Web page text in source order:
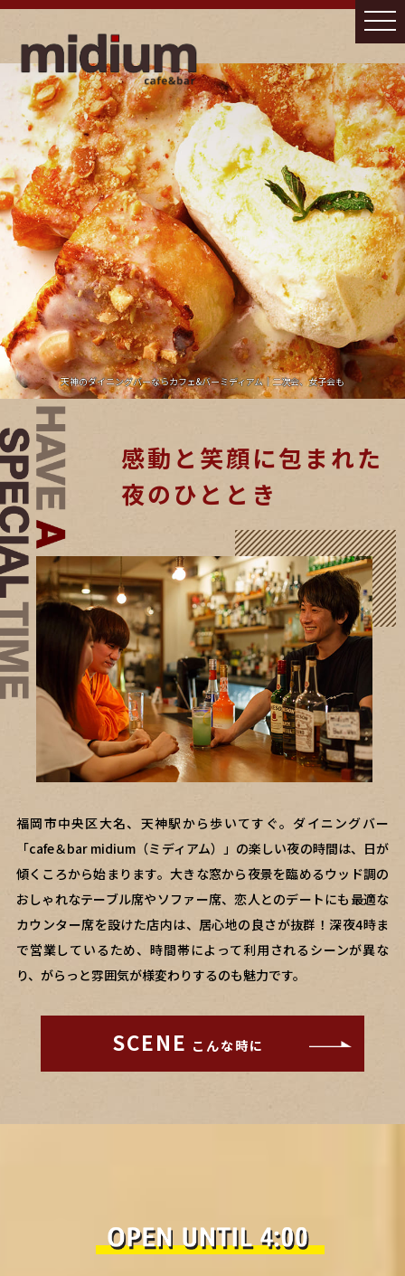
天神のダイニングバーならカフェ&バーミディアム｜二次会、女子会も
感動と笑顔に包まれた
夜のひととき
福岡市中央区大名、天神駅から歩いてすぐ。ダイニングバー
「cafe＆bar midium（ミディアム）」の楽しい夜の時間は、日が
傾くころから始まります。大きな窓から夜景を臨めるウッド調の
おしゃれなテーブル席やソファー席、恋人とのデートにも最適な
カウンター席を設けた店内は、居心地の良さが抜群！深夜4時ま
で営業しているため、時間帯によって利用されるシーンが異な
り、がらっと雰囲気が様変わりするのも魅力です。
SCENE こんな時に